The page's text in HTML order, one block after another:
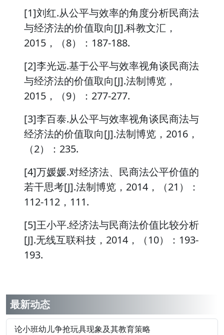
[1]刘红.从公平与效率的角度分析民商法
与经济法的价值取向[J].科教文汇，
2015，（8）：187-188.
[2]李光远.基于公平与效率视角谈民商法
与经济法的价值取向[J].法制博览，
2015，（9）：277-277.
[3]李百泰.从公平与效率视角谈民商法与
经济法的价值取向[J].法制博览，2016，
（2）：235.
[4]万媛媛.对经济法、民商法公平价值的
若干思考[J].法制博览，2014，（21）：
112-112，111.
[5]王小平.经济法与民商法价值比较分析
[J].无线互联科技，2014，（10）：193-
193.
最新动态
论小班幼儿争抢玩具现象及其教育策略